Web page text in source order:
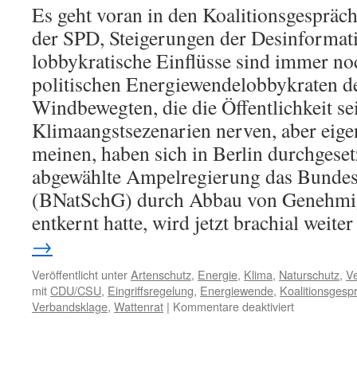
Es geht voran in den
der SPD, Steigerungen der
lobbykratische Einflüsse sind immer
politischen Energiewendelobbykraten
Windbewegten, die die Öffentlichkeit
Klimaangstsezenarien nerven, aber
meinen, haben sich in Berlin
abgewählte Ampelregierung das
(BNatSchG) durch Abbau von
entkernt hatte, wird jetzt brachial
→
Veröffentlicht unterArtenschutz, Energie, Klima, Naturschutz,
mitCDU/CSU, Eingriffsregelung, Energiewende,
Verbandsklage, Wattenrat | Kommentare deaktiviertfür